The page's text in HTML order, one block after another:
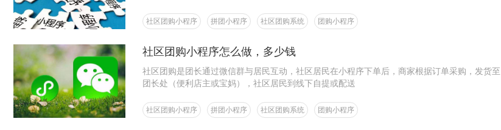
社区团购小程序 拼团小程序 社区团购系统 团购小程序
社区团购小程序怎么做，多少钱
社区团购是团长通过微信群与居民互动，社区居民在小程序下单后，商家根据订单采购，发货至
团长处（便利店主或宝妈），社区居民到线下自提或配送
社区团购小程序 拼团小程序 社区团购系统 团购小程序